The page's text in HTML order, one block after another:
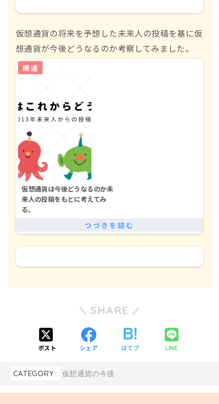
仮想通貨の将来を予想した未来人の投稿を基に仮
想通貨が今後どうなるのか考察してみました。
仮想通貨は今後どうなるのか未
来人の投稿をもとに考えてみ
る。
SHARE
ポスト シェア はてブ LINE
CATEGORY : 仮想通貨の今後